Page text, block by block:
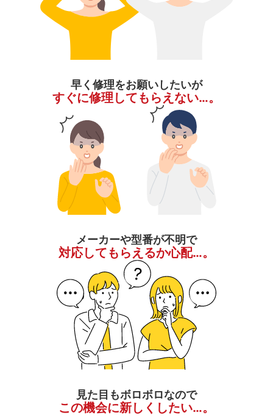
早く修理をお願いしたいが
すぐに修理してもらえない…。
メーカーや型番が不明で
対応してもらえるか心配…。
見た目もボロボロなので
この機会に新しくしたい…。